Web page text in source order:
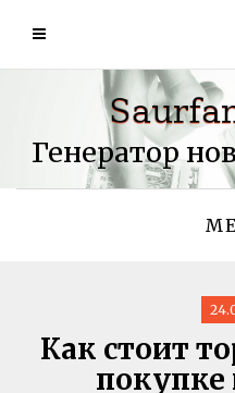
Генератор
Как стоит
покупке